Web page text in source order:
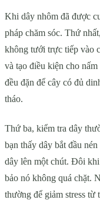
Khi dây nhôm đã được
pháp chăm sóc. Thứ
không tưới trực tiếp vào
và tạo điều kiện cho
đều đặn để cây có đủ
tháo.
Thứ ba, kiểm tra dây
bạn thấy dây bắt đầu
dây lên một chút. Đôi
bảo nó không quá chặt.
thường để giảm stress từ